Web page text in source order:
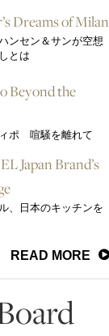
Dreams of Milan
ンセン＆サンが空想
とは
Beyond the
ポ 喧騒を離れて
Japan Brand’s
、日本のキッチンを
READ MORE